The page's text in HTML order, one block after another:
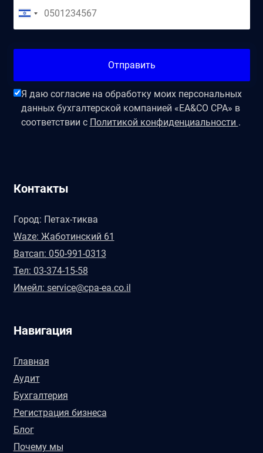
Отправить
Я даю согласие на обработку моих персональных
данных бухгалтерской компанией «EA&CO CPA» в
соответствии с Политикой конфиденциальности .
Контакты
Город: Петах-тиква
Waze: Жаботинский 61
Ватсап: 050-991-0313
Тел: 03-374-15-58
Имейл: service@cpa-ea.co.il
Навигация
Главная
Аудит
Бухгалтерия
Регистрация бизнеса
Блог
Почему мы